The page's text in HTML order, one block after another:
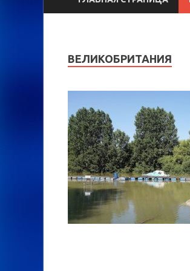
ВЕЛИКОБРИТАНИЯ